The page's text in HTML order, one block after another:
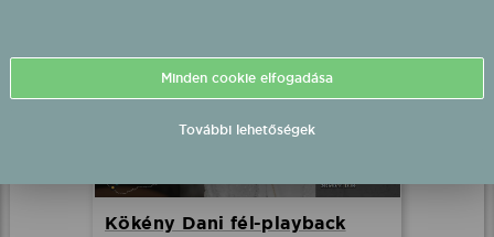
Kökény Dani fél-playback
Minden cookie elfogadása
További lehetőségek